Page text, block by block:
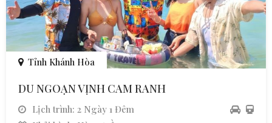
Tỉnh Khánh Hòa
DU NGOẠN VỊNH CAM RANH
Lịch trình: 2 Ngày 1 Đêm